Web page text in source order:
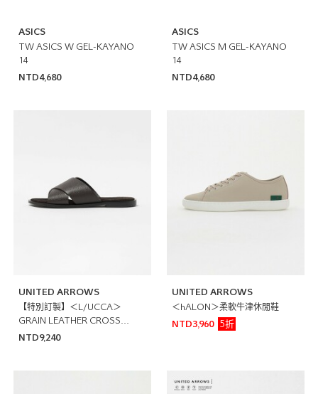
ASICS
TW ASICS W GEL-KAYANO
14
NTD4,680
ASICS
TW ASICS M GEL-KAYANO
14
NTD4,680
UNITED ARROWS
【特別訂製】＜L/UCCA＞
GRAIN LEATHER CROSS
SANDAL 交叉涼鞋
NTD9,240
UNITED ARROWS
＜hALON＞柔軟牛津休閒鞋
NTD3,960
5折